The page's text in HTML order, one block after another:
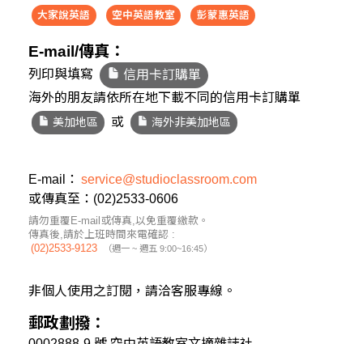
大家說英語 空中英語教室 彭蒙惠英語
E-mail/傳真：
列印與填寫
信用卡訂購單
海外的朋友請依所在地下載不同的信用卡訂購單
美加地區 或 海外非美加地區
E-mail： service@studioclassroom.com
或傳真至：(02)2533-0606
請勿重覆E-mail或傳真,以免重覆繳款。
傳真後,請於上班時間來電確認 :
(02)2533-9123
（週一 ~ 週五 9:00~16:45）
非個人使用之訂閱，請洽客服專線。
郵政劃撥：